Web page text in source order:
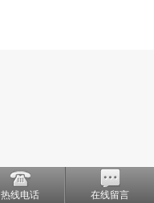
热线电话 在线留言